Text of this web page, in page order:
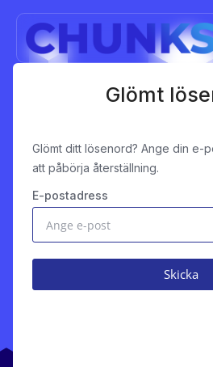
Glömt
Glömt ditt lösenord? Ange din e-
att påbörja återställning.
E-postadress
Skicka